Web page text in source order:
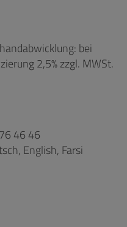
bei
2,5% zzgl. MWSt.
46 46
English, Farsi